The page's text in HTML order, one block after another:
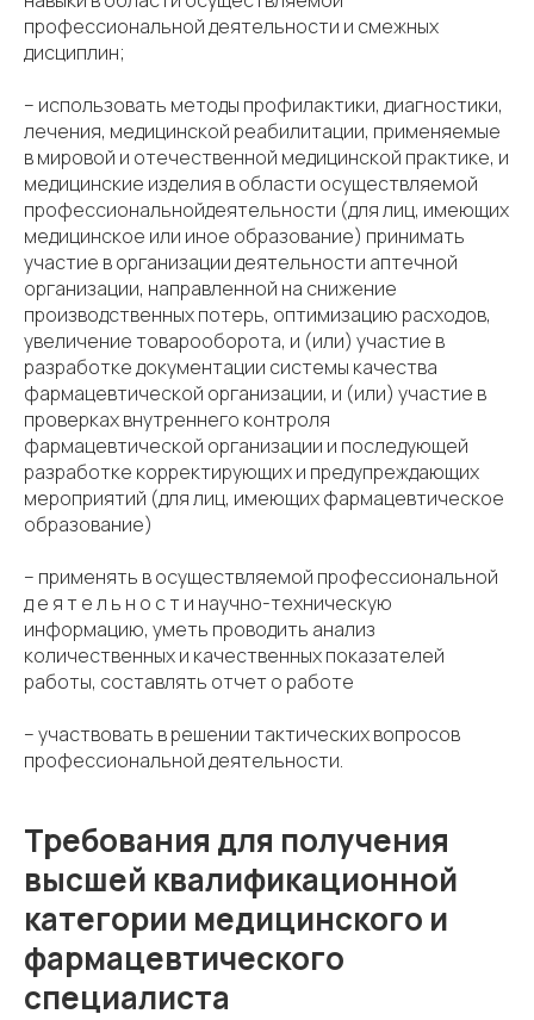
профессиональной деятельности и смежных
дисциплин;
– использовать методы профилактики, диагностики,
лечения, медицинской реабилитации, применяемые
в мировой и отечественной медицинской практике, и
медицинские изделия в области осуществляемой
профессиональнойдеятельности (для лиц, имеющих
медицинское или иное образование) принимать
участие в организации деятельности аптечной
организации, направленной на снижение
производственных потерь, оптимизацию расходов,
увеличение товарооборота, и (или) участие в
разработке документации системы качества
фармацевтической организации, и (или) участие в
проверках внутреннего контроля
фармацевтической организации и последующей
разработке корректирующих и предупреждающих
мероприятий (для лиц, имеющих фармацевтическое
образование)
– применять в осуществляемой профессиональной
д е я т е л ь н о с т и научно-техническую
информацию, уметь проводить анализ
количественных и качественных показателей
работы, составлять отчет о работе
– участвовать в решении тактических вопросов
профессиональной деятельности.
Требования для получения
высшей квалификационной
категории медицинского и
фармацевтического
специалиста